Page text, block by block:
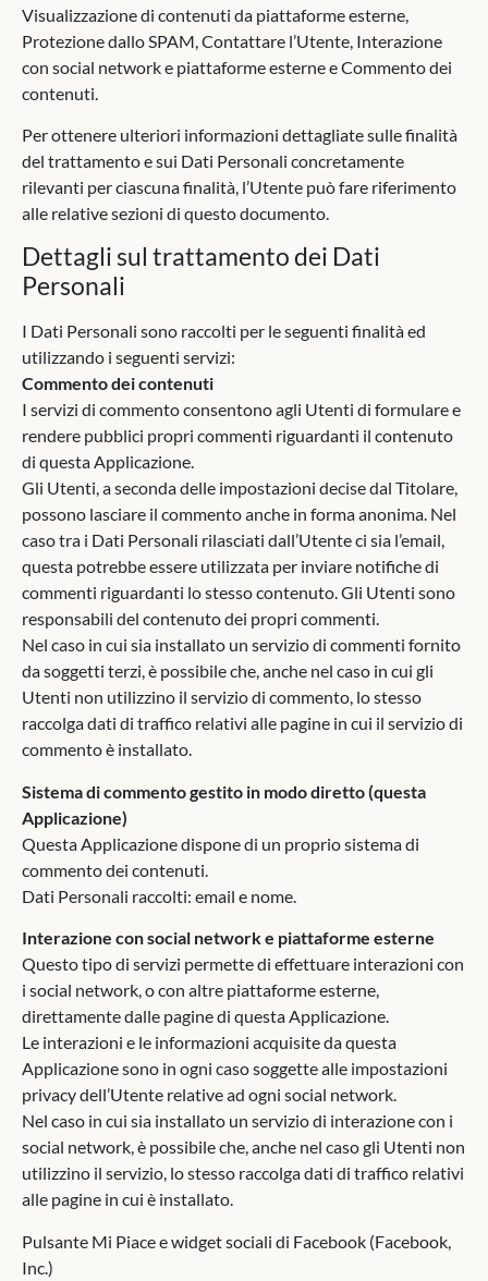
Visualizzazione di contenuti da piattaforme esterne,
Protezione dallo SPAM, Contattare l’Utente, Interazione
con social network e piattaforme esterne e Commento dei
contenuti.
Per ottenere ulteriori informazioni dettagliate sulle finalità
del trattamento e sui Dati Personali concretamente
rilevanti per ciascuna finalità, l’Utente può fare riferimento
alle relative sezioni di questo documento.
Dettagli sul trattamento dei Dati
Personali
I Dati Personali sono raccolti per le seguenti finalità ed
utilizzando i seguenti servizi:
Commento dei contenuti
I servizi di commento consentono agli Utenti di formulare e
rendere pubblici propri commenti riguardanti il contenuto
di questa Applicazione.
Gli Utenti, a seconda delle impostazioni decise dal Titolare,
possono lasciare il commento anche in forma anonima. Nel
caso tra i Dati Personali rilasciati dall’Utente ci sia l’email,
questa potrebbe essere utilizzata per inviare notifiche di
commenti riguardanti lo stesso contenuto. Gli Utenti sono
responsabili del contenuto dei propri commenti.
Nel caso in cui sia installato un servizio di commenti fornito
da soggetti terzi, è possibile che, anche nel caso in cui gli
Utenti non utilizzino il servizio di commento, lo stesso
raccolga dati di traffico relativi alle pagine in cui il servizio di
commento è installato.
Sistema di commento gestito in modo diretto (questa
Applicazione)
Questa Applicazione dispone di un proprio sistema di
commento dei contenuti.
Dati Personali raccolti: email e nome.
Interazione con social network e piattaforme esterne
Questo tipo di servizi permette di effettuare interazioni con
i social network, o con altre piattaforme esterne,
direttamente dalle pagine di questa Applicazione.
Le interazioni e le informazioni acquisite da questa
Applicazione sono in ogni caso soggette alle impostazioni
privacy dell’Utente relative ad ogni social network.
Nel caso in cui sia installato un servizio di interazione con i
social network, è possibile che, anche nel caso gli Utenti non
utilizzino il servizio, lo stesso raccolga dati di traffico relativi
alle pagine in cui è installato.
Pulsante Mi Piace e widget sociali di Facebook (Facebook,
Inc.)